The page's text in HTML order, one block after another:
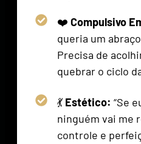
❤️ Compulsivo
queria um
Precisa de
quebrar o ciclo
💃 Estético: “Se
ninguém vai me
controle e